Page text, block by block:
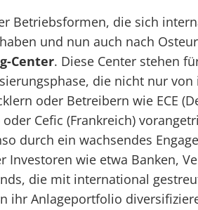
Betriebsformen, die sich
und nun auch nach
Center. Diese Center stehen
die nicht nur
oder Betreibern wie ECE
Cefic (Frankreich)
durch ein wachsendes
Investoren wie etwa Banken,
die mit international
ihr Anlageportfolio